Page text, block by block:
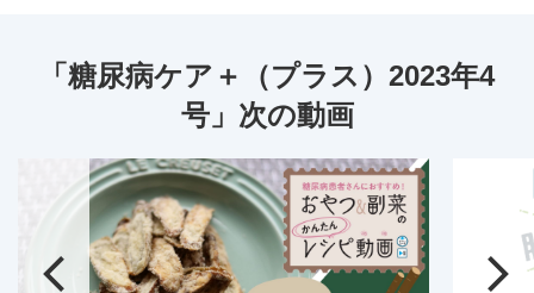
「糖尿病ケア＋（プラス）2023年4
号」次の動画